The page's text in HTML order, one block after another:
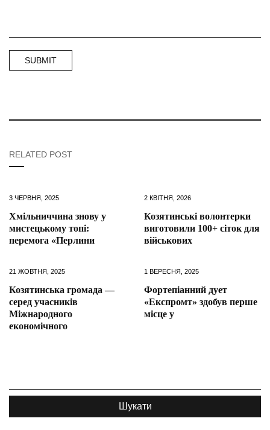
RELATED POST
3 ЧЕРВНЯ, 2025
Хмільниччина знову у
мистецькому топі:
перемога «Перлини
2 КВІТНЯ, 2026
Козятинські волонтерки
виготовили 100+ сіток для
військових
21 ЖОВТНЯ, 2025
Козятинська громада —
серед учасників
Міжнародного
економічного
1 ВЕРЕСНЯ, 2025
Фортепіанний дует
«Експромт» здобув перше
місце у